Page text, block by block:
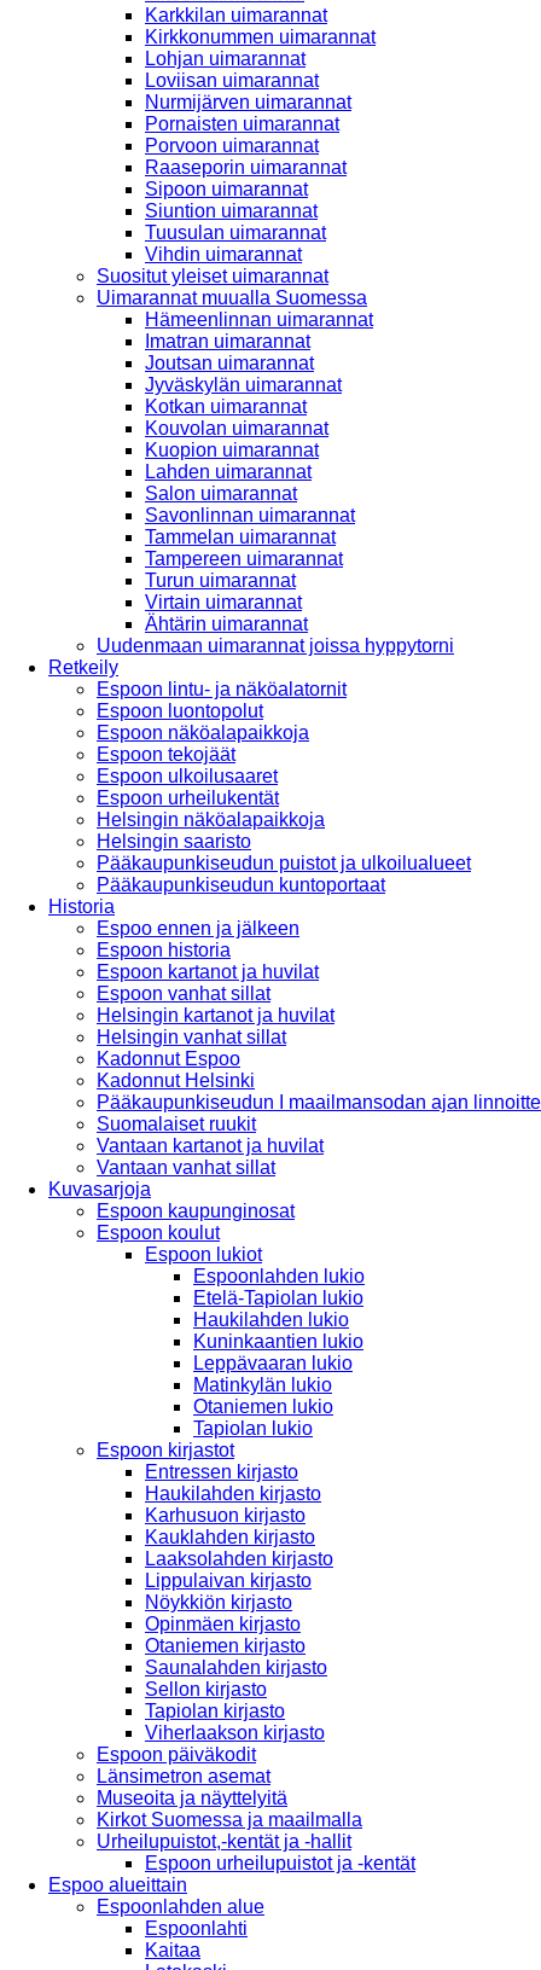
Karkkilan uimarannat
Kirkkonummen uimarannat
Lohjan uimarannat
Loviisan uimarannat
Nurmijärven uimarannat
Pornaisten uimarannat
Porvoon uimarannat
Raaseporin uimarannat
Sipoon uimarannat
Siuntion uimarannat
Tuusulan uimarannat
Vihdin uimarannat
Suositut yleiset uimarannat
Uimarannat muualla Suomessa
Hämeenlinnan uimarannat
Imatran uimarannat
Joutsan uimarannat
Jyväskylän uimarannat
Kotkan uimarannat
Kouvolan uimarannat
Kuopion uimarannat
Lahden uimarannat
Salon uimarannat
Savonlinnan uimarannat
Tammelan uimarannat
Tampereen uimarannat
Turun uimarannat
Virtain uimarannat
Ähtärin uimarannat
Uudenmaan uimarannat joissa hyppytorni
Retkeily
Espoon lintu- ja näköalatornit
Espoon luontopolut
Espoon näköalapaikkoja
Espoon tekojäät
Espoon ulkoilusaaret
Espoon urheilukentät
Helsingin näköalapaikkoja
Helsingin saaristo
Pääkaupunkiseudun puistot ja ulkoilualueet
Pääkaupunkiseudun kuntoportaat
Historia
Espoo ennen ja jälkeen
Espoon historia
Espoon kartanot ja huvilat
Espoon vanhat sillat
Helsingin kartanot ja huvilat
Helsingin vanhat sillat
Kadonnut Espoo
Kadonnut Helsinki
Pääkaupunkiseudun I maailmansodan ajan
Suomalaiset ruukit
Vantaan kartanot ja huvilat
Vantaan vanhat sillat
Kuvasarjoja
Espoon kaupunginosat
Espoon koulut
Espoon lukiot
Espoonlahden lukio
Etelä-Tapiolan lukio
Haukilahden lukio
Kuninkaantien lukio
Leppävaaran lukio
Matinkylän lukio
Otaniemen lukio
Tapiolan lukio
Espoon kirjastot
Entressen kirjasto
Haukilahden kirjasto
Karhusuon kirjasto
Kauklahden kirjasto
Laaksolahden kirjasto
Lippulaivan kirjasto
Nöykkiön kirjasto
Opinmäen kirjasto
Otaniemen kirjasto
Saunalahden kirjasto
Sellon kirjasto
Tapiolan kirjasto
Viherlaakson kirjasto
Espoon päiväkodit
Länsimetron asemat
Museoita ja näyttelyitä
Kirkot Suomessa ja maailmalla
Urheilupuistot,-kentät ja -hallit
Espoon urheilupuistot ja -kentät
Espoo alueittain
Espoonlahden alue
Espoonlahti
Kaitaa